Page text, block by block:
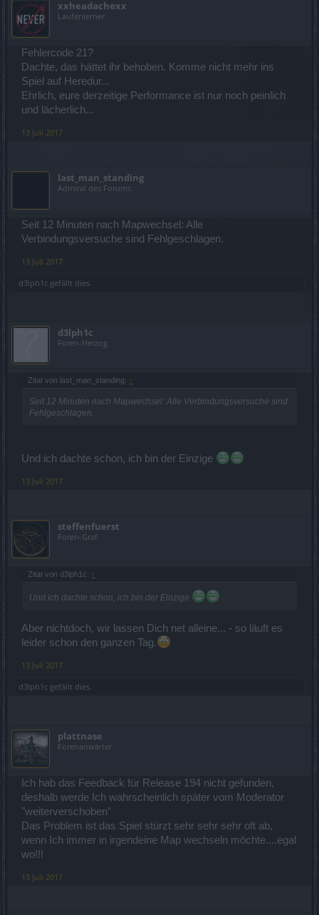
xxheadachexx
Laufenlerner
Fehlercode 21?
Dachte, das hättet ihr behoben. Komme nicht mehr ins
Spiel auf Heredur...
Ehrlich, eure derzeitige Performance ist nur noch peinlich
und lächerlich...
13 Juli 2017
last_man_standing
Admiral des Forums
Seit 12 Minuten nach Mapwechsel: Alle
Verbindungsversuche sind Fehlgeschlagen.
13 Juli 2017
d3lph1c gefällt dies.
d3lph1c
Foren-Herzog
Zitat von last_man_standing: ↑
Seit 12 Minuten nach Mapwechsel: Alle Verbindungsversuche sind
Fehlgeschlagen.
Und ich dachte schon, ich bin der Einzige
13 Juli 2017
steffenfuerst
Foren-Graf
Zitat von d3lph1c: ↑
Und ich dachte schon, ich bin der Einzige
Aber nichtdoch, wir lassen Dich net alleine... - so läuft es
leider schon den ganzen Tag.
13 Juli 2017
d3lph1c gefällt dies.
plattnase
Forenanwärter
Ich hab das Feedback für Release 194 nicht gefunden,
deshalb werde Ich wahrscheinlich später vom Moderator
"weiterverschoben"
Das Problem ist das Spiel stürzt sehr sehr sehr oft ab,
wenn Ich immer in irgendeine Map wechseln möchte....egal
wo!!!
13 Juli 2017